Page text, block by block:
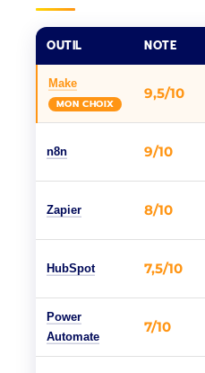
OUTIL NOTE
Make
MON CHOIX
9,5/10
n8n 9/10
Zapier 8/10
HubSpot 7,5/10
Power
Automate
7/10